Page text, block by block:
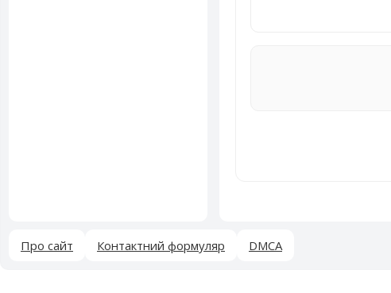
Про сайт Контактний формуляр DMCA